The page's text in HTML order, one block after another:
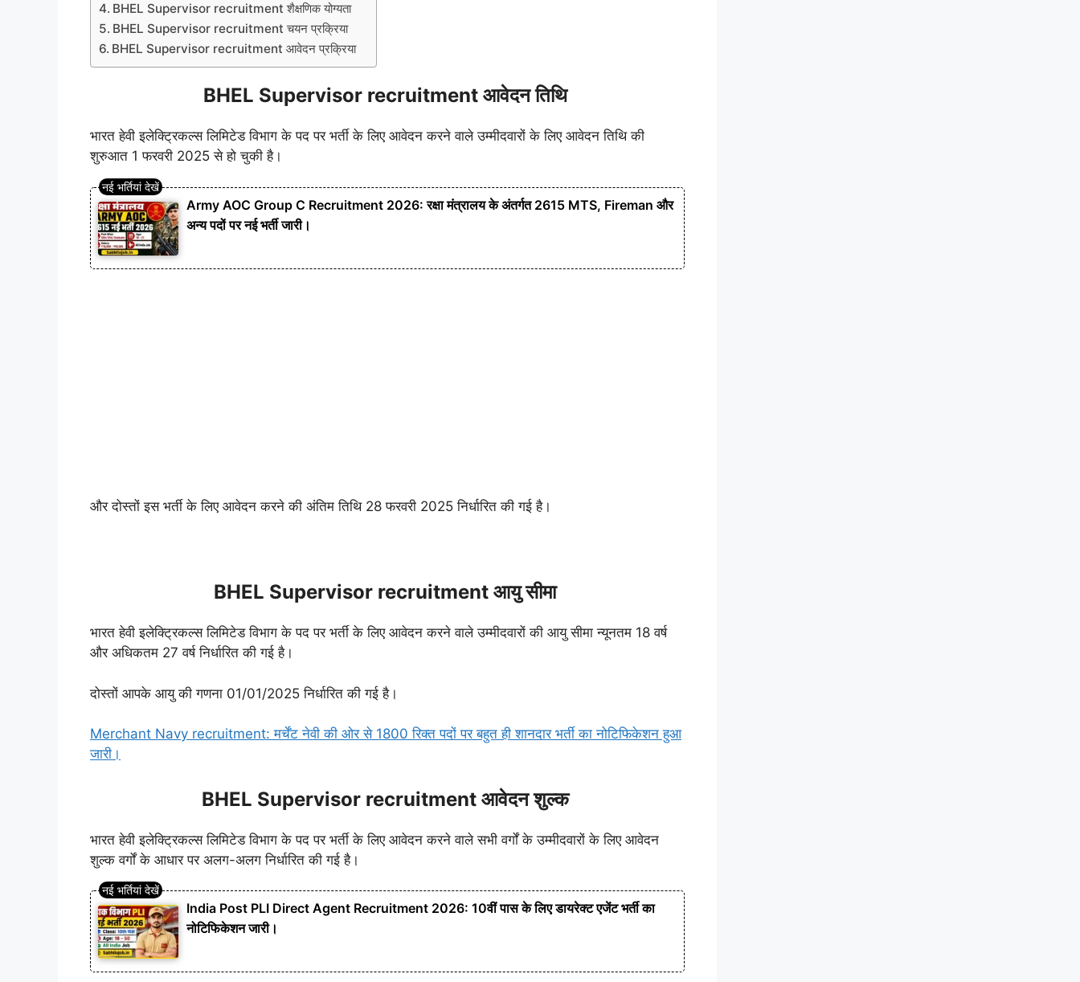
BHEL Supervisor recruitment शैक्षणिक योग्यता
BHEL Supervisor recruitment चयन प्रक्रिया
BHEL Supervisor recruitment आवेदन प्रक्रिया
BHEL Supervisor recruitment आवेदन तिथि
भारत हेवी इलेक्ट्रिकल्स लिमिटेड विभाग के पद पर भर्ती के लिए आवेदन करने वाले उम्मीदवारों के लिए आवेदन तिथि की
शुरुआत 1 फरवरी 2025 से हो चुकी है।
Army AOC Group C Recruitment 2026: रक्षा मंत्रालय के अंतर्गत 2615 MTS, Fireman और
अन्य पदों पर नई भर्ती जारी।
और दोस्तों इस भर्ती के लिए आवेदन करने की अंतिम तिथि 28 फरवरी 2025 निर्धारित की गई है।
BHEL Supervisor recruitment आयु सीमा
भारत हेवी इलेक्ट्रिकल्स लिमिटेड विभाग के पद पर भर्ती के लिए आवेदन करने वाले उम्मीदवारों की आयु सीमा न्यूनतम 18 वर्ष
और अधिकतम 27 वर्ष निर्धारित की गई है।
दोस्तों आपके आयु की गणना 01/01/2025 निर्धारित की गई है।
Merchant Navy recruitment: मर्चेंट नेवी की ओर से 1800 रिक्त पदों पर बहुत ही शानदार भर्ती का नोटिफिकेशन हुआ
जारी।
BHEL Supervisor recruitment आवेदन शुल्क
भारत हेवी इलेक्ट्रिकल्स लिमिटेड विभाग के पद पर भर्ती के लिए आवेदन करने वाले सभी वर्गों के उम्मीदवारों के लिए आवेदन
शुल्क वर्गों के आधार पर अलग-अलग निर्धारित की गई है।
India Post PLI Direct Agent Recruitment 2026: 10वीं पास के लिए डायरेक्ट एजेंट भर्ती का
नोटिफिकेशन जारी।